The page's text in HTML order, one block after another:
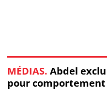
MÉDIAS. Abdel
pour comportement